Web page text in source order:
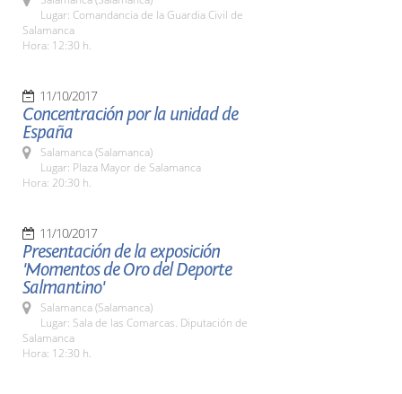
Lugar: Comandancia de la Guardia Civil de
Salamanca
Hora: 12:30 h.
11/10/2017
Concentración por la unidad de
España
Salamanca (Salamanca)
Lugar: Plaza Mayor de Salamanca
Hora: 20:30 h.
11/10/2017
Presentación de la exposición
'Momentos de Oro del Deporte
Salmantino'
Salamanca (Salamanca)
Lugar: Sala de las Comarcas. Diputación de
Salamanca
Hora: 12:30 h.